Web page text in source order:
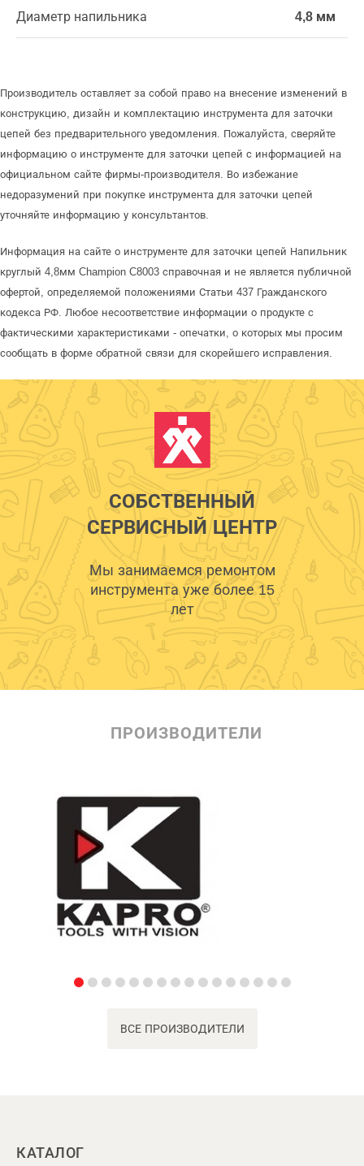
Диаметр напильника 4,8 мм
Производитель оставляет за собой право на внесение изменений в
конструкцию, дизайн и комплектацию инструмента для заточки
цепей без предварительного уведомления. Пожалуйста, сверяйте
информацию о инструменте для заточки цепей с информацией на
официальном сайте фирмы-производителя. Во избежание
недоразумений при покупке инструмента для заточки цепей
уточняйте информацию у консультантов.
Информация на сайте о инструменте для заточки цепей Напильник
круглый 4,8мм Champion C8003 справочная и не является публичной
офертой, определяемой положениями Статьи 437 Гражданского
кодекса РФ. Любое несоответствие информации о продукте с
фактическими характеристиками - опечатки, о которых мы просим
сообщать в форме обратной связи для скорейшего исправления.
СОБСТВЕННЫЙ
СЕРВИСНЫЙ ЦЕНТР
Мы занимаемся ремонтом
инструмента уже более 15
лет
ПРОИЗВОДИТЕЛИ
ВСЕ ПРОИЗВОДИТЕЛИ
КАТАЛОГ